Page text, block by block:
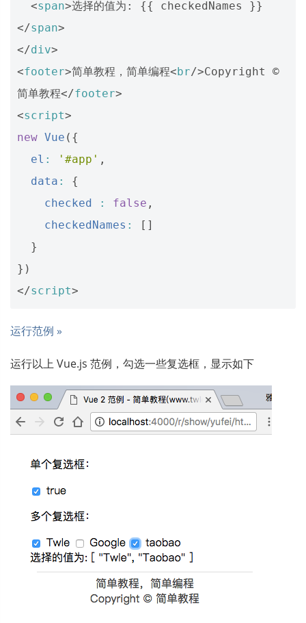
<span>选择的值为: {{ checkedNames }}
</span>
</div>
<footer>简单教程，简单编程<br/>Copyright ©
简单教程</footer>
<script>
new Vue ({
el : '#app' ,
data :
{
checked
: false ,
checkedNames :
[]
}
})
</script>
运行范例 »
运行以上 Vue.js 范例，勾选一些复选框，显示如下